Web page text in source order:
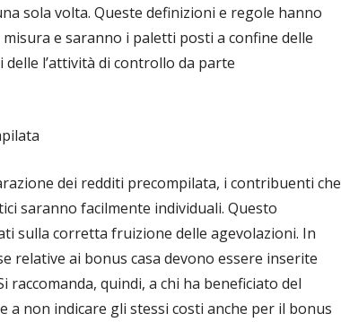
sola volta. Queste definizioni e regole hanno
e saranno i paletti posti a confine delle
l’attività di controllo da parte
dei redditi precompilata, i contribuenti che
saranno facilmente individuali. Questo
sulla corretta fruizione delle agevolazioni. In
relative ai bonus casa devono essere inserite
quindi, a chi ha beneficiato del
non indicare gli stessi costi anche per il bonus